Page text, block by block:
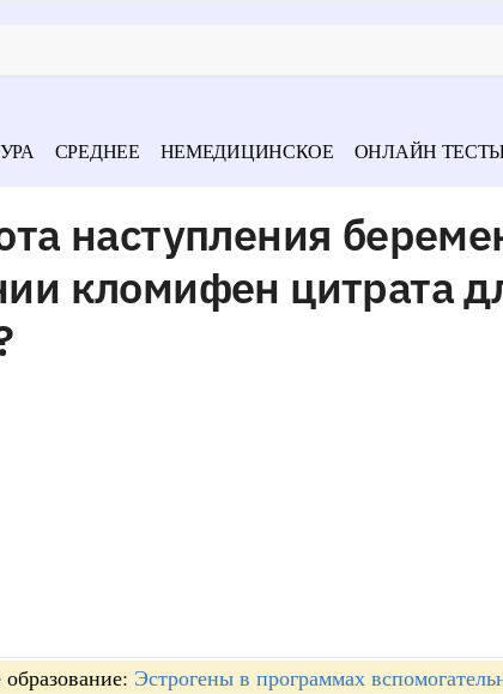
СРЕДНЕЕ НЕМЕДИЦИНСКОЕ ОНЛАЙН
наступления
кломифен цитрата
Эстрогены в программах